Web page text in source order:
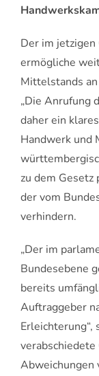
Der im jetzigen
ermögliche
Mittelstands
„Die Anrufung
daher ein
Handwerk und
zu dem
der vom
verhindern.
„Der im
Bundesebene
bereits
Auftraggeber
Erleichterung“,
verabschiedete
Abweichungen